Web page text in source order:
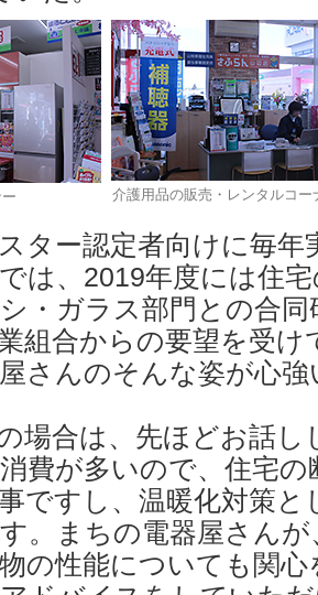
介護用品の販売・レンタルコー
ター認定者向けに毎年
は、2019年度には住
・ガラス部門との合
組合からの要望を受
さんのそんな姿が心
場合は、先ほどお話し
費が多いので、住宅
ですし、温暖化対策
。まちの電器屋さん
の性能についても関